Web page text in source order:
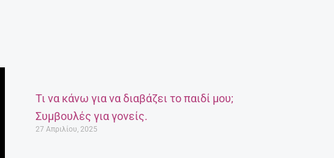
Τι να κάνω για να διαβάζει το παιδί μου;
Συμβουλές για γονείς.
27 Απριλίου, 2025